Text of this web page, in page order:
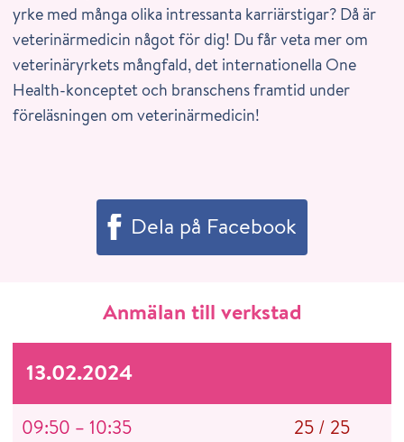
yrke med många olika intressanta karriärstigar? Då är
veterinärmedicin något för dig! Du får veta mer om
veterinäryrkets mångfald, det internationella One
Health-konceptet och branschens framtid under
föreläsningen om veterinärmedicin!
Dela på Facebook
Anmälan till verkstad
13.02.2024
09:50 – 10:35 25 / 25